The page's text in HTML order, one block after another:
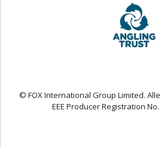
© FOX International Group Limited.
EEE Producer Registration No.